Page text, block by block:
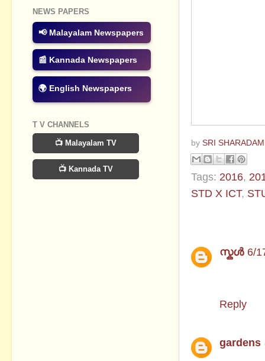
by SRI
Tags: 2016,
STD X ICT,
സ്കള്‍ 6/
Reply
gardens
NEWS PAPERS
📢 Malayalam Newspapers
📰 Kannada Newspapers
🌍 English Newspapers
T V CHANNELS
📺 Malayalam TV
📺 Kannada TV